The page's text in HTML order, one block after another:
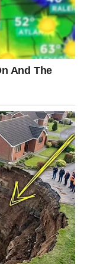
i pruža
i smatra se
hidrataciju i
smanjuje
sjaj kože.
i E, pomaže
ima
kože.
barijeru.
primjene kako
se s liječnikom: